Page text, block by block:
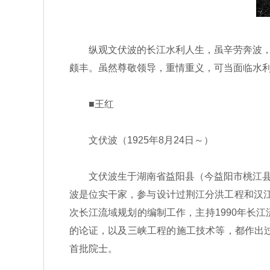
纵观文伏波的长江水利人生，虽辛劳奔波，
颇丰。虽然尊敬领导，重情重义，可当面临水
■王红
文伏波（1925年8月24日～）
文伏波生于湖南省益阳县（今益阳市桃江县
波是位实干家，参与设计过荆江分洪工程和汉
次长江流域规划的编制工作，主持1990年长
的论证，以及三峡工程的施工技术等，都作
首批院士。